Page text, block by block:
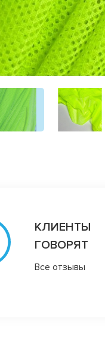
КЛИЕНТЫ
ГОВОРЯТ
Все отзывы
и ассортимент)